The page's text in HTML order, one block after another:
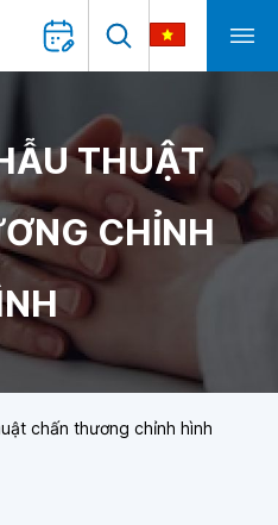
THUẬT
CHỈNH
chấn thương chỉnh hình